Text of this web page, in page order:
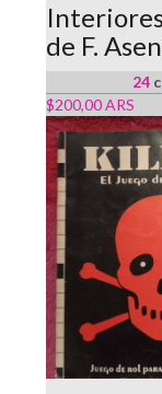
de F.
24
$200,00 ARS